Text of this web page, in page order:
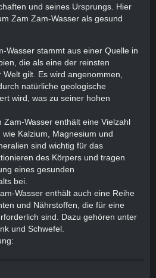
und seines Ursprungs. Hier
Zam Zam-Wasser als gesund
Wasser stammt aus einer Quelle in
die als eine der reinsten
gilt. Es wird angenommen,
natürliche geologische
wird, was zu seiner hohen
Zam-Wasser enthält eine Vielzahl
Kalzium, Magnesium und
sind wichtig für das
des Körpers und tragen
eines gesunden
bei.
Wasser enthält auch eine Reihe
und Nährstoffen, die für eine
sind. Dazu gehören unter
und Schwefel.